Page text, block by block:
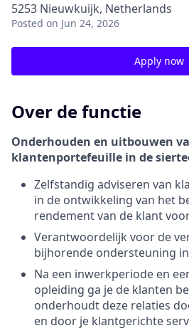
5253 Nieuwkuijk, Netherlands
Posted on Jun 24, 2026
Apply now
Over de functie
Onderhouden en uitbouwen
klantenportefeuille in de
Zelfstandig adviseren van
in de ontwikkeling van het
rendement van de klant
Verantwoordelijk voor de
bijhorende ondersteuning
Na een inwerkperiode en
opleiding ga je de klanten
onderhoudt deze relaties
en door je klantgerichte